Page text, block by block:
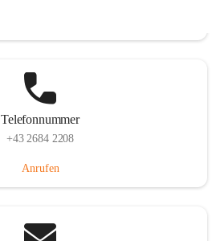
Telefonnummer
+43 2684 2208
Anrufen